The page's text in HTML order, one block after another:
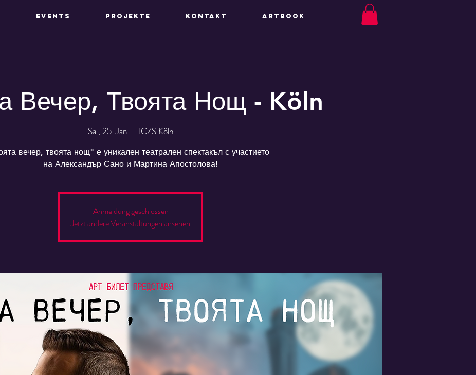
EVENTS PROJEKTE KONTAKT ArtBook
Вечер, Твоята Нощ - Köln
Sa., 25. Jan.
  |
ICZS Köln
вечер, твоята нощ" е уникален театрален спектакъл с участието
на Александър Сано и Мартина Апостолова!
Anmeldung geschlossen
Jetzt andere Veranstaltungen ansehen